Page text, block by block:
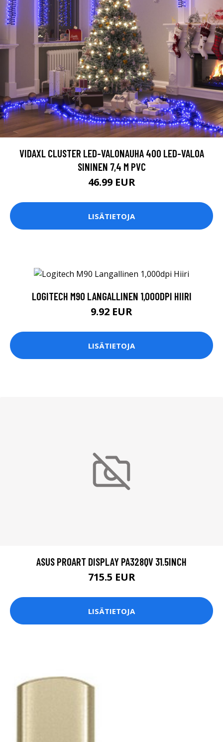
VIDAXL CLUSTER LED-VALONAUHA 400 LED-VALOA
SININEN 7,4 M PVC
46.99 EUR
LISÄTIETOJA
LOGITECH M90 LANGALLINEN 1,000DPI HIIRI
9.92 EUR
LISÄTIETOJA
ASUS PROART DISPLAY PA328QV 31.5INCH
715.5 EUR
LISÄTIETOJA